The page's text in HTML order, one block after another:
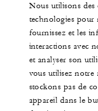
Nous utilisons des
technologies pour
fournissez et les
interactions avec
et analyser son
vous utilisez notre
stockons pas de
appareil dans le